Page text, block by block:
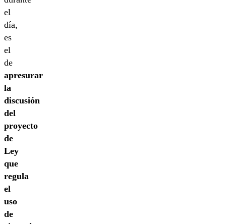
el
día,
es
el
de
apresurar
la
discusión
del
proyecto
de
Ley
que
regula
el
uso
de